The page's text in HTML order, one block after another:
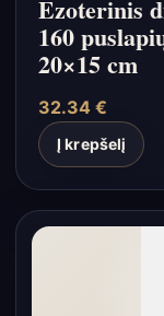
Ezoterinis
160
20×15 cm
32.34 €
Į krepšelį